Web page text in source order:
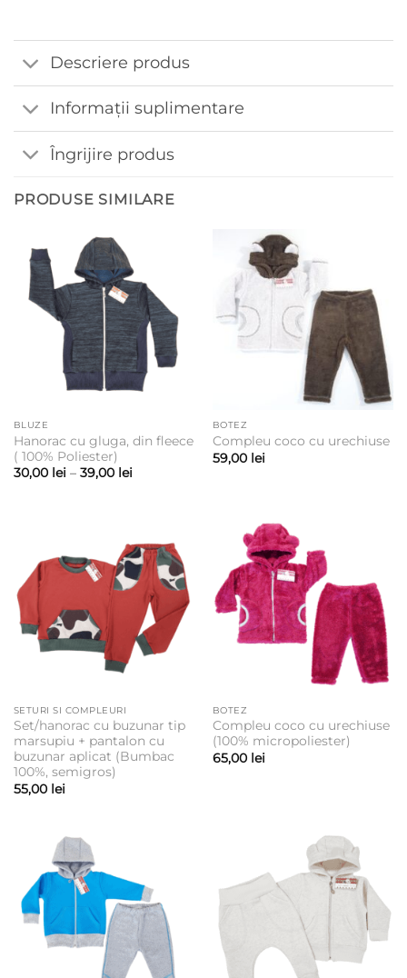
Descriere produs
Informații suplimentare
Îngrijire produs
PRODUSE SIMILARE
BLUZE
Hanorac cu gluga, din fleece
( 100% Poliester)
30,00 lei – 39,00 leiInterval
39,00 lei
BOTEZ
Compleu coco cu urechiuse
59,00 lei
SETURI SI COMPLEURI
Set/hanorac cu buzunar tip
marsupiu + pantalon cu
buzunar aplicat (Bumbac
100%, semigros)
55,00 lei
BOTEZ
Compleu coco cu urechiuse
(100% micropoliester)
65,00 lei